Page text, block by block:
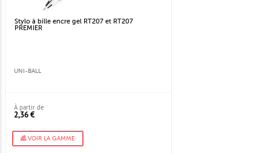
Stylo à bille encre gel RT207 et RT207
PREMIER
UNI-BALL
À partir de
2,36 €
VOIR LA GAMME